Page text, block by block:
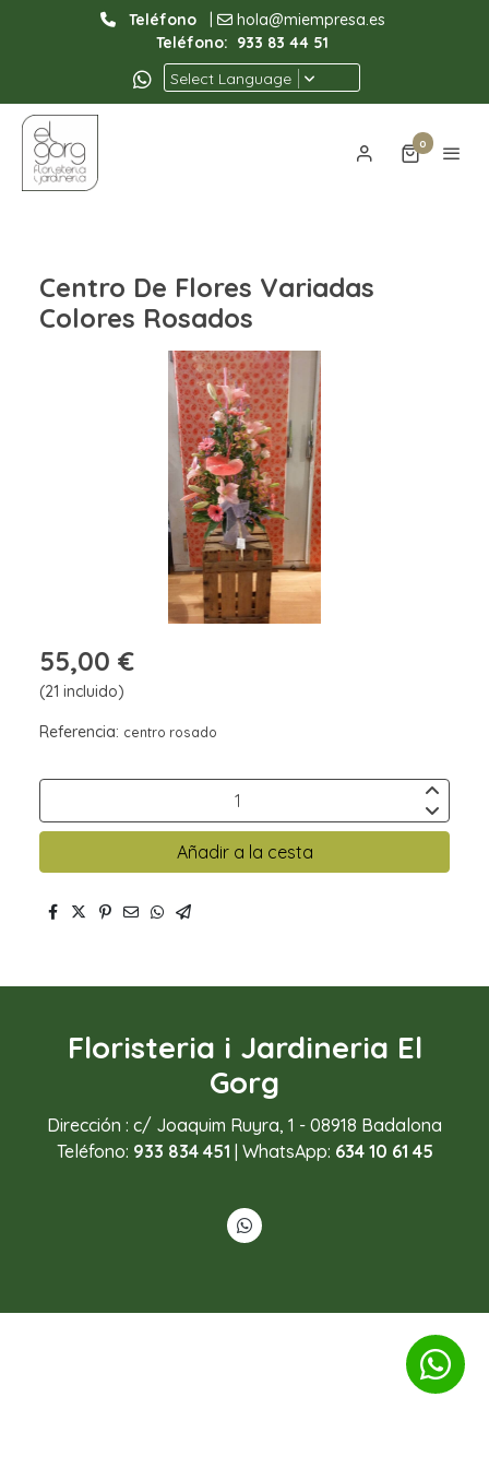
Teléfono|
hola@miempresa.es
Teléfono: 933 83 44 51
Select Language
0
Centro De Flores Variadas
Colores Rosados
55,00 €
(21 incluido)
Referencia: centro rosado
Añadir a la cesta
Floristeria i Jardineria El
Gorg
Dirección : c/ Joaquim Ruyra, 1 - 08918 Badalona
Teléfono: 933 834 451 | WhatsApp: 634 10 61 45